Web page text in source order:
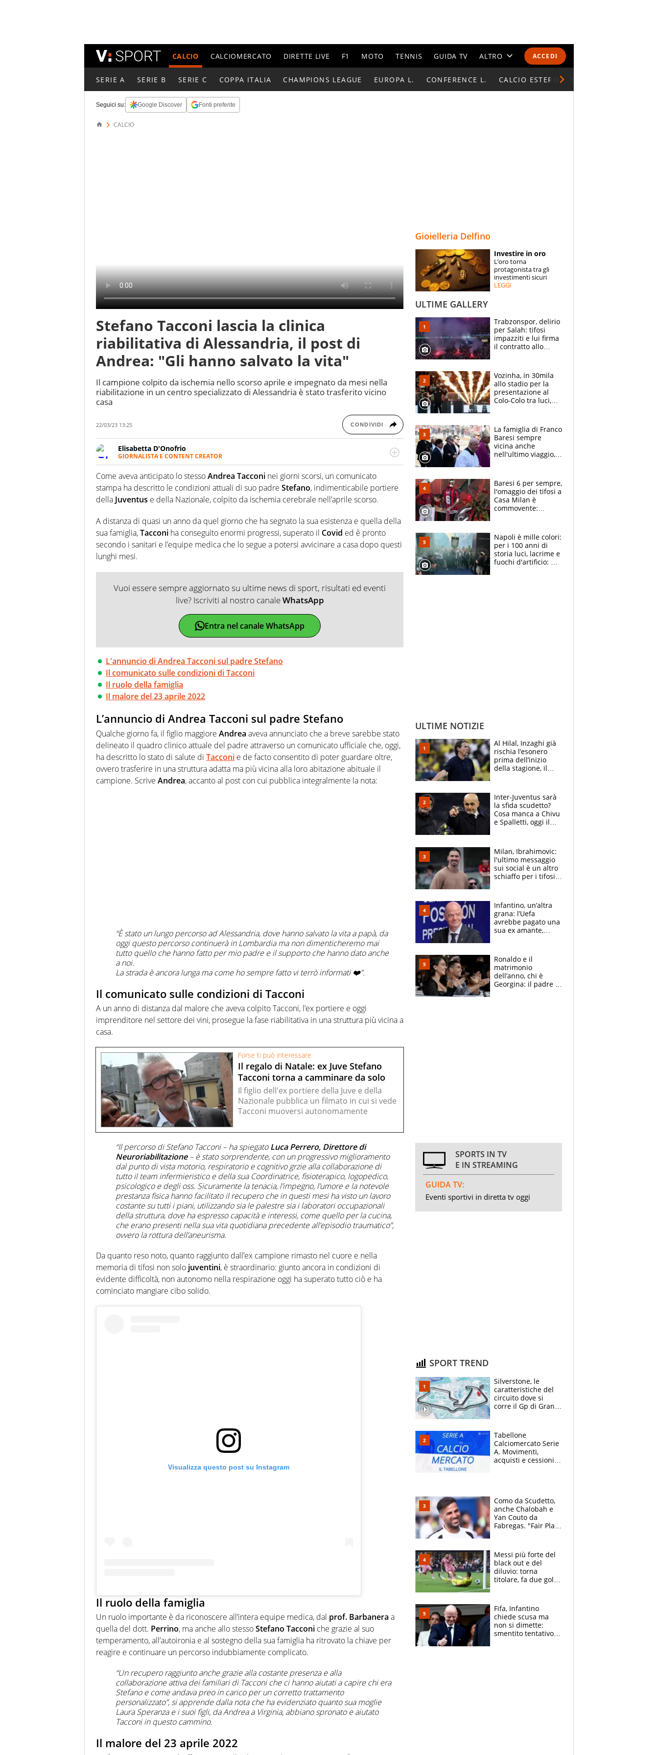
ACCEDI
CALCIO CALCIOMERCATO DIRETTE LIVE F1 MOTO TENNIS GUIDA TV ALTRO
CALENDARI E CLASSIFICHE
ESPERTI
CONTATTI
SERIE A SERIE B SERIE C COPPA ITALIA CHAMPIONS LEAGUE EUROPA L. CONFERENCE L. CALCIO ESTERO
Seguici su: Google Discover Fonti preferite
CALCIO
Stefano Tacconi lascia la clinica
riabilitativa di Alessandria, il post di
Andrea: "Gli hanno salvato la vita"
Il campione colpito da ischemia nello scorso aprile e impegnato da mesi nella
riabilitazione in un centro specializzato di Alessandria è stato trasferito vicino
casa
22/03/23 13:25 CONDIVIDI
Elisabetta D'Onofrio
GIORNALISTA E CONTENT CREATOR
Giornalista professionista dal 2007, scrive per curiosità personale e necessità:
soprattutto di calcio, di sport e dei suoi protagonisti, concedendosi innocenti evasioni
nell'ambito della creazione di format. Un tempo ala destra, oggi si sente a suo agio nel
ruolo di libero. Cura una classifica riservata dei migliori 5 calciatori di sempre.
Come aveva anticipato lo stessoAndrea Tacconi nei giorni scorsi, un comunicato
stampa ha descritto le condizioni attuali di suo padre Stefano, indimenticabile portiere
della Juventus e della Nazionale, colpito da ischemia cerebrale nell’aprile scorso.
A distanza di quasi un anno da quel giorno che ha segnato la sua esistenza e quella della
sua famiglia,Tacconi ha conseguito enormi progressi, superato il Covid ed è pronto
secondo i sanitari e l’equipe medica che lo segue a potersi avvicinare a casa dopo questi
lunghi mesi.
Vuoi essere sempre aggiornato su ultime news di sport, risultati ed eventi
live? Iscriviti al nostro canaleWhatsApp
Entra nel canale WhatsApp
L'annuncio di Andrea Tacconi sul padre Stefano
Il comunicato sulle condizioni di Tacconi
Il ruolo della famiglia
Il malore del 23 aprile 2022
L’annuncio di Andrea Tacconi sul padre Stefano
Qualche giorno fa, il figlio maggiore Andrea aveva annunciato che a breve sarebbe stato
delineato il quadro clinico attuale del padre attraverso un comunicato ufficiale che, oggi,
ha descritto lo stato di salute di Tacconi e de facto consentito di poter guardare oltre,
ovvero trasferire in una struttura adatta ma più vicina alla loro abitazione abituale il
campione. Scrive Andrea, accanto al post con cui pubblica integralmente la nota:
“È stato un lungo percorso ad Alessandria, dove hanno salvato la vita a papà, da
oggi questo percorso continuerà in Lombardia ma non dimenticheremo mai
tutto quello che hanno fatto per mio padre e il supporto che hanno dato anche
a noi.
La strada è ancora lunga ma come ho sempre fatto vi terrò informati ❤️”.
Il comunicato sulle condizioni di Tacconi
A un anno di distanza dal malore che aveva colpito Tacconi, l’ex portiere e oggi
imprenditore nel settore dei vini, prosegue la fase riabilitativa in una struttura più vicina a
casa.
Forse ti può interessare
Il regalo di Natale: ex Juve Stefano
Tacconi torna a camminare da solo
Il figlio dell'ex portiere della Juve e della
Nazionale pubblica un filmato in cui si vede
Tacconi muoversi autonomamente
“Il percorso di Stefano Tacconi – ha spiegatoLuca Perrero, Direttore di
Neuroriabilitazione– è stato sorprendente, con un progressivo miglioramento
dal punto di vista motorio, respiratorio e cognitivo grzie alla collaborazione di
tutto il team infermieristico e della sua Coordinatrice, fisioterapico, logopedico,
psicologico e degli oss. Sicuramente la tenacia, l’impegno, l’umore e la notevole
prestanza fisica hanno facilitato il recupero che in questi mesi ha visto un lavoro
costante su tutti i piani, utilizzando sia le palestre sia i laboratori occupazionali
della struttura, dove ha espresso capacità e interessi, come quello per la cucina,
che erano presenti nella sua vita quotidiana precedente all’episodio traumatico”,
ovvero la rottura dell’aneurisma.
Da quanto reso noto, quanto raggiunto dall’ex campione rimasto nel cuore e nella
memoria di tifosi non solo juventini, è straordinario: giunto ancora in condizioni di
evidente difficoltà, non autonomo nella respirazione oggi ha superato tutto ciò e ha
cominciato mangiare cibo solido.
Visualizza questo post su Instagram
Il ruolo della famiglia
Un ruolo importante è da riconoscere all’intera equipe medica, dal prof. Barbanera a
quella del dott. Perrino, ma anche allo stessoStefano Tacconi che grazie al suo
temperamento, all’autoironia e al sostegno della sua famiglia ha ritrovato la chiave per
reagire e continuare un percorso indubbiamente complicato.
“Un recupero raggiunto anche grazie alla costante presenza e alla
collaborazione attiva dei familiari di Tacconi che ci hanno aiutati a capire chi era
Stefano e come andava preo in carico per un corretto trattamento
personalizzato”, si apprende dalla nota che ha evidenziato quanto sua moglie
Laura Speranza e i suoi figli, da Andrea a Virginia, abbiano spronato e aiutato
Tacconi in questo cammino.
Il malore del 23 aprile 2022
Gioielleria Delfino
Investire in oro
L’oro torna
protagonista tra gli
investimenti sicuri
LEGGI
ULTIME GALLERY
Trabzonspor, delirio
per Salah: tifosi
impazziti e lui firma
il contratto allo
Vozinha, in 30mila
allo stadio per la
presentazione al
Colo-Colo tra luci,
La famiglia di Franco
Baresi sempre
vicina anche
nell'ultimo viaggio,
circondati
dall'affetto dei tifosi
Baresi 6 per sempre,
l'omaggio dei tifosi a
Casa Milan è
commovente:
bigliettini
Napoli è mille colori:
per i 100 anni di
storia luci, lacrime e
fuochi d'artificio: De
ULTIME NOTIZIE
Al Hilal, Inzaghi già
rischia l’esonero
prima dell’inizio
della stagione, il
Inter-Juventus sarà
la sfida scudetto?
Cosa manca a Chivu
e Spalletti, oggi il
Milan, Ibrahimovic:
l'ultimo messaggio
sui social è un altro
schiaffo per i tifosi
Infantino, un’altra
grana: l’Uefa
avrebbe pagato una
sua ex amante,
Ronaldo e il
matrimonio
dell’anno, chi è
Georgina: il padre in
SPORTS IN TV
E IN STREAMING
GUIDA TV:
Eventi sportivi in diretta tv oggi
SPORT TREND
Silverstone, le
caratteristiche del
circuito dove si
corre il Gp di Gran
Tabellone
Calciomercato Serie
A. Movimenti,
acquisti e cessioni:
Como da Scudetto,
anche Chalobah e
Yan Couto da
Fabregas. "Fair Play
multa"
Messi più forte del
black out e del
diluvio: torna
titolare, fa due gol e
che ritiro
Fifa, Infantino
chiede scusa ma
non si dimette:
smentito tentativo di